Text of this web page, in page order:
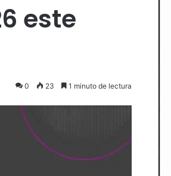
este
0 23 1 minuto de lectura